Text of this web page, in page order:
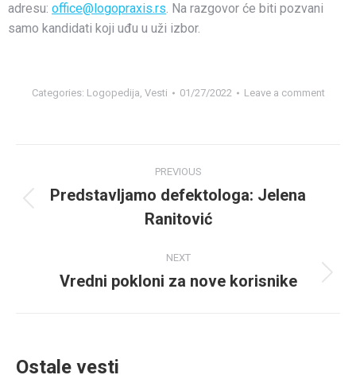
adresu: office@logopraxis.rs. Na razgovor će biti pozvani
samo kandidati koji uđu u uži izbor.
Categories: Logopedija, Vesti 01/27/2022 Leave a comment
navigation
PREVIOUS
post:
Predstavljamo defektologa: Jelena
Ranitović
NEXT
Next
Vredni pokloni za nove korisnike
Ostale vesti